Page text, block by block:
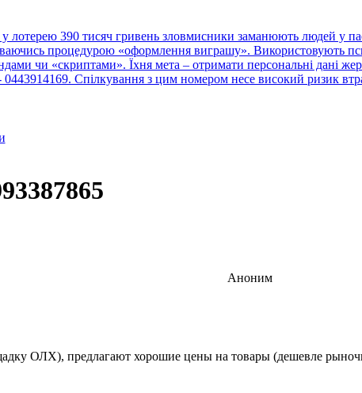
390 тисяч гривень зловмисники заманюють людей у
процедурою «оформлення виграшу». Використовують
чи «скриптами». Їхня мета – отримати персональні дані
0443914169. Спілкування з цим номером несе високий ризик
Аноним
ОЛХ), предлагают хорошие цены на товары (дешевле